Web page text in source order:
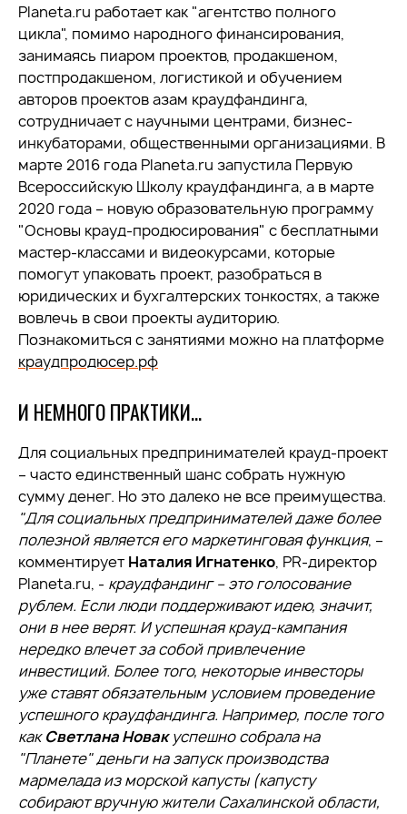
Planeta.ru работает как "агентство полного
цикла", помимо народного финансирования,
занимаясь пиаром проектов, продакшеном,
постпродакшеном, логистикой и обучением
авторов проектов азам краудфандинга,
сотрудничает с научными центрами, бизнес-
инкубаторами, общественными организациями. В
марте 2016 года Planeta.ru запустила Первую
Всероссийскую Школу краудфандинга, а в марте
2020 года – новую образовательную программу
"Основы крауд-продюсирования" с бесплатными
мастер-классами и видеокурсами, которые
помогут упаковать проект, разобраться в
юридических и бухгалтерских тонкостях, а также
вовлечь в свои проекты аудиторию.
Познакомиться с занятиями можно на платформе
краудпродюсер.рф
И НЕМНОГО ПРАКТИКИ…
Для социальных предпринимателей крауд-проект
– часто единственный шанс собрать нужную
сумму денег. Но это далеко не все преимущества.
"Для социальных предпринимателей даже более
полезной является его маркетинговая функция, –
комментирует Наталия Игнатенко, PR-директор
Planeta.ru, - краудфандинг – это голосование
рублем. Если люди поддерживают идею, значит,
они в нее верят. И успешная крауд-кампания
нередко влечет за собой привлечение
инвестиций. Более того, некоторые инвесторы
уже ставят обязательным условием проведение
успешного краудфандинга. Например, после того
какСветлана Новакуспешно собрала на
"Планете" деньги на запуск производства
мармелада из морской капусты (капусту
собирают вручную жители Сахалинской области,